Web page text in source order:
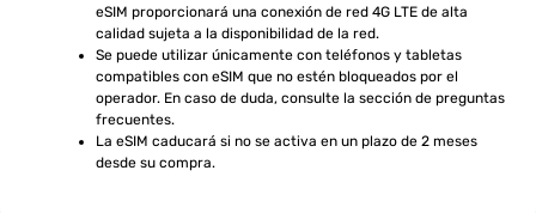
eSIM proporcionará una conexión de red 4G LTE de alta
calidad sujeta a la disponibilidad de la red.
Se puede utilizar únicamente con teléfonos y tabletas
compatibles con eSIM que no estén bloqueados por el
operador. En caso de duda, consulte la sección de preguntas
frecuentes.
La eSIM caducará si no se activa en un plazo de 2 meses
desde su compra.